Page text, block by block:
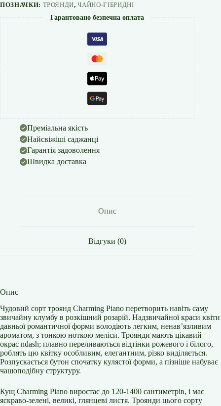
ПОЗНАЧКИ: ТРОЯНДИ,ЧАЙНО-ГІБРИДНІ
Гарантовано безпечна оплата
Преміальна якість
Найсвіжіші саджанці
Гарантія задоволення
Швидка доставка
Опис
Відгуки (0)
Опис
Чудовий сорт троянд Charming Piano перетворить навіть саму
звичайну клумбу в розкішний розарій. Надзвичайної краси квіти
давньої романтичної форми володіють легким, ненав’язливим
ароматом, з тонкою ноткою меліси. Троянди мають цікавий
окрас ndash; плавно переливаються відтінки рожевого і білого,
роблять цю квітку особливим, елегантним, різко виділяється.
Розпускається бутон спочатку кулястої форми, а пізніше набуває
чашоподібну структуру.
Кущ Charming Piano виростає до 120-1400 сантиметрів, і має
яскраво-зелені, великі, глянцеві листя. Троянди цього сорту